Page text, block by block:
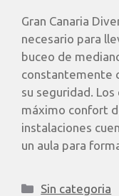
Gran Canaria
necesario para
buceo de
constantemente
su seguridad.
máximo confort
instalaciones
un aula para
Sin categoria